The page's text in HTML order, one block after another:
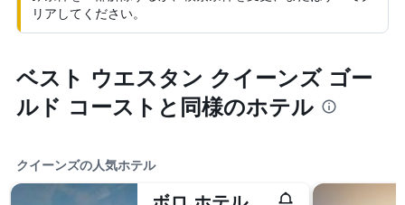
リアしてください。
ベスト ウエスタン クイーンズ ゴー
ルド コーストと同様のホテル
クイーンズの人気ホテル